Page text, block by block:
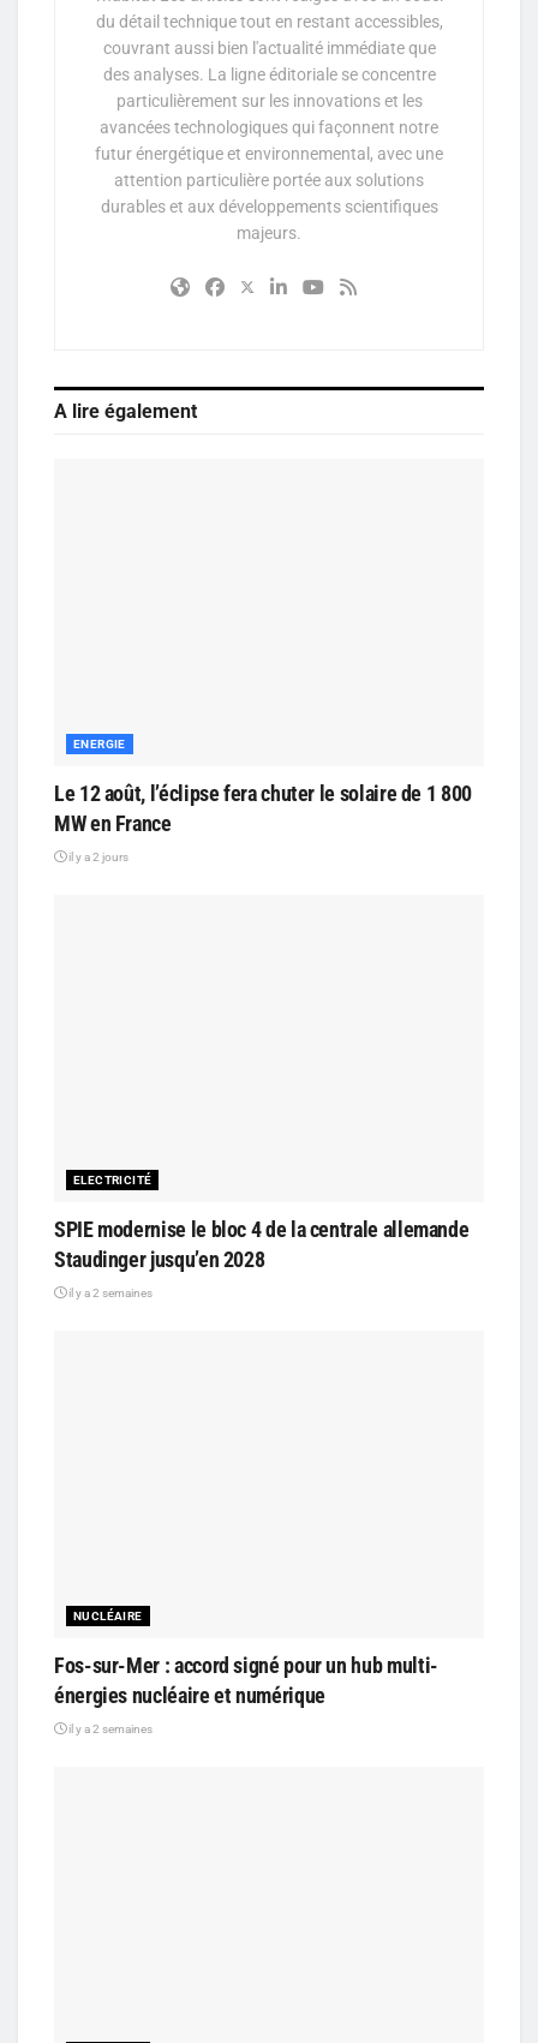
du détail technique tout en restant accessibles,
couvrant aussi bien l'actualité immédiate que
des analyses. La ligne éditoriale se concentre
particulièrement sur les innovations et les
avancées technologiques qui façonnent notre
futur énergétique et environnemental, avec une
attention particulière portée aux solutions
durables et aux développements scientifiques
majeurs.
A lire également
ENERGIE
Le 12 août, l’éclipse fera chuter le solaire de 1 800
MW en France
il y a 2 jours
ELECTRICITÉ
SPIE modernise le bloc 4 de la centrale allemande
Staudinger jusqu’en 2028
il y a 2 semaines
NUCLÉAIRE
Fos-sur-Mer : accord signé pour un hub multi-
énergies nucléaire et numérique
il y a 2 semaines